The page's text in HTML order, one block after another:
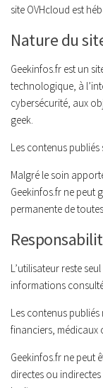
site OVHcloud est
Nature du
Geekinfos.fr est un
technologique, à
cybersécurité, aux
geek.
Les contenus
Malgré le soin
Geekinfos.fr ne peut
permanente de
L’utilisateur reste
informations
Les contenus
financiers, médicaux
Geekinfos.fr ne peut
directes ou